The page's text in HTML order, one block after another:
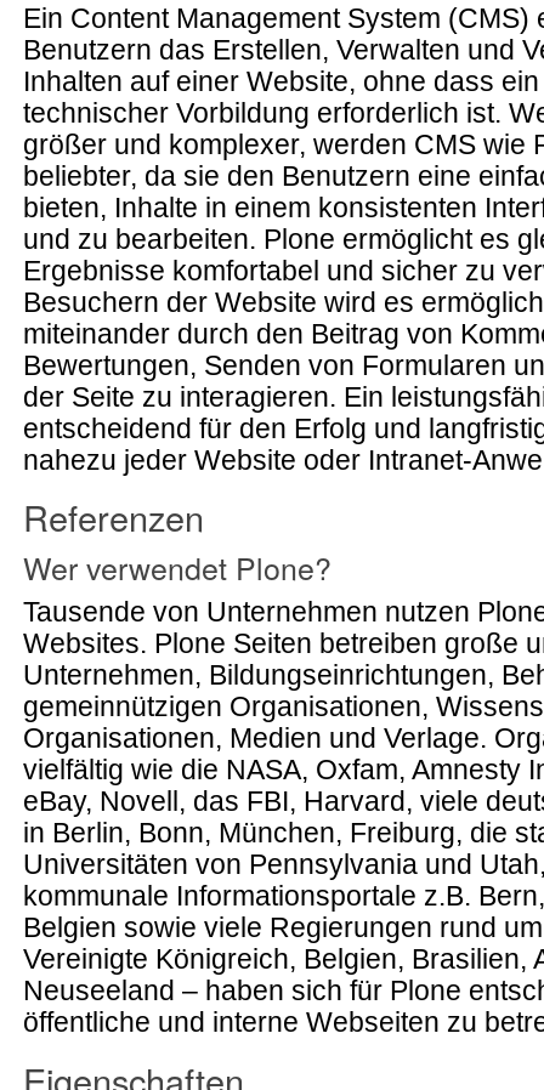
Ein Content Management System (CMS)
Benutzern das Erstellen, Verwalten und
Inhalten auf einer Website, ohne dass
technischer Vorbildung erforderlich ist.
größer und komplexer, werden CMS wie
beliebter, da sie den Benutzern eine
bieten, Inhalte in einem konsistenten
und zu bearbeiten. Plone ermöglicht es
Ergebnisse komfortabel und sicher zu
Besuchern der Website wird es
miteinander durch den Beitrag von
Bewertungen, Senden von Formularen
der Seite zu interagieren. Ein
entscheidend für den Erfolg und
nahezu jeder Website oder Intranet-
Referenzen
Wer verwendet Plone?
Tausende von Unternehmen nutzen
Websites. Plone Seiten betreiben große
Unternehmen, Bildungseinrichtungen,
gemeinnützigen Organisationen,
Organisationen, Medien und Verlage.
vielfältig wie die NASA, Oxfam, Amnesty
eBay, Novell, das FBI, Harvard, viele
in Berlin, Bonn, München, Freiburg, die
Universitäten von Pennsylvania und
kommunale Informationsportale z.B.
Belgien sowie viele Regierungen rund
Vereinigte Königreich, Belgien, Brasilien,
Neuseeland – haben sich für Plone
öffentliche und interne Webseiten zu
Eigenschaften